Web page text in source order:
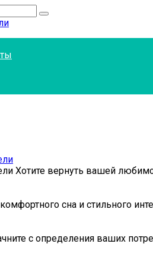
Хотите вернуть вашей
сна и стильного
с определения ваших